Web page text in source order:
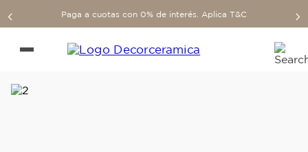
Paga a cuotas con 0% de interés. Aplica T&C